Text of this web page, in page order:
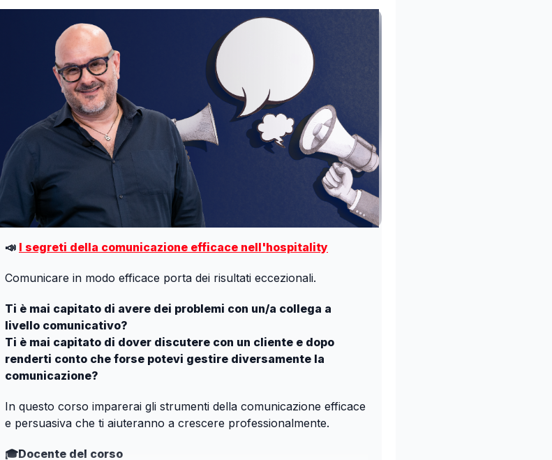
📣 I segreti della comunicazione efficace nell'hospitality
Comunicare in modo efficace porta dei risultati eccezionali.
Ti è mai capitato di avere dei problemi con un/a collega a
livello comunicativo?
Ti è mai capitato di dover discutere con un cliente e dopo
renderti conto che forse potevi gestire diversamente la
comunicazione?
In questo corso imparerai gli strumenti della comunicazione efficace
e persuasiva che ti aiuteranno a crescere professionalmente.
🎓Docente del corso